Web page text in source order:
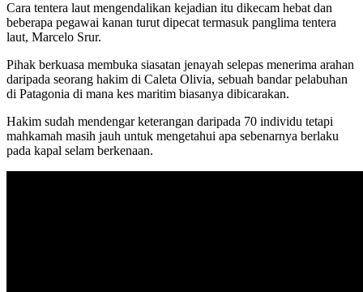
Cara tentera laut mengendalikan kejadian itu dikecam hebat dan
beberapa pegawai kanan turut dipecat termasuk panglima tentera
laut, Marcelo Srur.
Pihak berkuasa membuka siasatan jenayah selepas menerima arahan
daripada seorang hakim di Caleta Olivia, sebuah bandar pelabuhan
di Patagonia di mana kes maritim biasanya dibicarakan.
Hakim sudah mendengar keterangan daripada 70 individu tetapi
mahkamah masih jauh untuk mengetahui apa sebenarnya berlaku
pada kapal selam berkenaan.